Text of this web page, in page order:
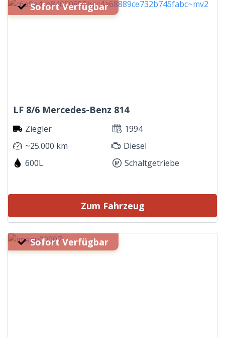
LF 8/6 Mercedes-Benz 814
Ziegler
1994
~25.000 km
Diesel
600L
Schaltgetriebe
Sofort Verfügbar
Zum Fahrzeug
Sofort Verfügbar